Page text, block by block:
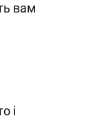
вам
і